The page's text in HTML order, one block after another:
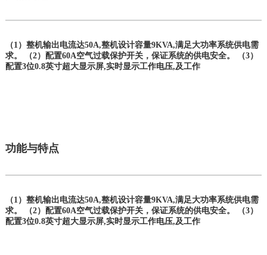
（1）整机输出电流达50A,整机设计容量9KVA,满足大功率系统供电需
求。 （2）配置60A空气过载保护开关，保证系统的供电安全。 （3）
配置3位0.8英寸超大显示屏,实时显示工作电压,及工作
功能与特点
（1）整机输出电流达50A,整机设计容量9KVA,满足大功率系统供电需
求。 （2）配置60A空气过载保护开关，保证系统的供电安全。 （3）
配置3位0.8英寸超大显示屏,实时显示工作电压,及工作